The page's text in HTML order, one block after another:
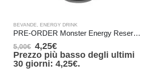
BEVANDE, ENERGY DRINK
PRE-ORDER Monster Energy Reserve White Pineapple UK 500 ml IN ARRIVO IL 21 SETTEMBRE
5,00€ 4,25€
Prezzo più basso degli ultimi
30 giorni: 4,25€.